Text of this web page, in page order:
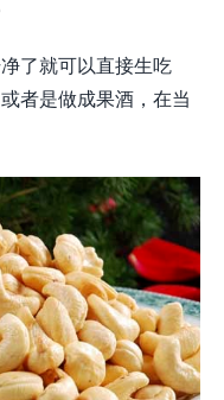
了就可以直接生吃
者是做成果酒，在当